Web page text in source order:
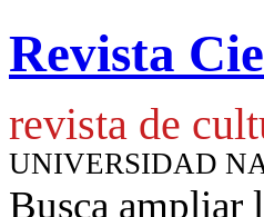
Revista
revista de
UNIVERSIDAD
Busca ampliar